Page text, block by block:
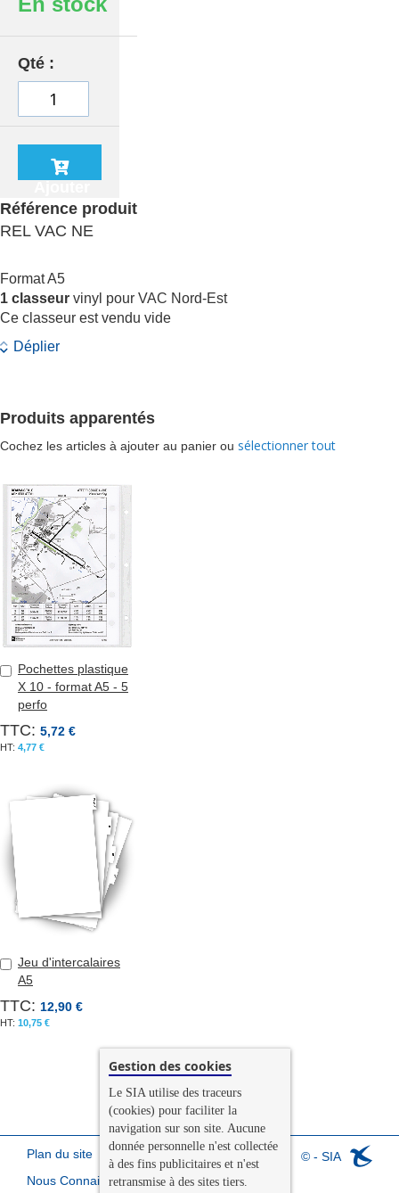
Qté
au
panier
Référence produit
REL VAC NE
Format A5
1 classeur vinyl pour VAC Nord-Est
Ce classeur est vendu vide
Déplier
Produits apparentés
Cochez les articles à ajouter au panier ou sélectionner tout
Pochettes plastique
X 10 - format A5 - 5
perfo
TTC: 5,72 €
4,77 €
Ajouter
au
panier
Jeu d'intercalaires
A5
TTC: 12,90 €
10,75 €
Ajouter
au
panier
© - SIA
Plan du site
Nous Connaitre
Gestion des cookies
Le SIA utilise des traceurs
(cookies) pour faciliter la
navigation sur son site. Aucune
donnée personnelle n'est collectée
à des fins publicitaires et n'est
retransmise à des sites tiers.